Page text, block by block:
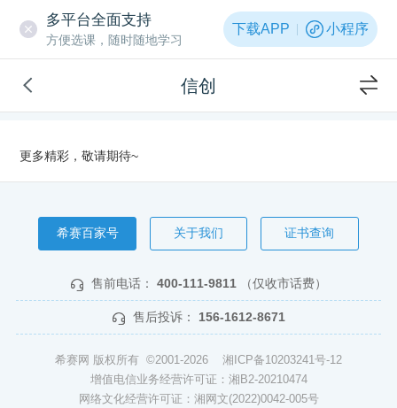
多平台全面支持
方便选课，随时随地学习
下载APP 小程序
信创
更多精彩，敬请期待~
希赛百家号 关于我们 证书查询
售前电话： 400-111-9811 （仅收市话费）
售后投诉： 156-1612-8671
希赛网 版权所有 ©2001-2026 湘ICP备10203241号-12
增值电信业务经营许可证：湘B2-20210474
网络文化经营许可证：湘网文(2022)0042-005号